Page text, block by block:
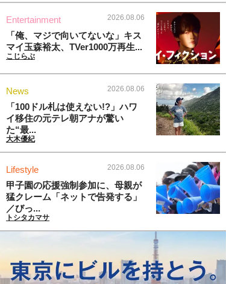
Entertainment 2026.08.06
「俺、マジで向いてないな」キス
マイ玉森裕太、TVer1000万再生...
こじらぶ
News 2026.08.06
「100ドル札は使えない!?」ハワ
イ移住の元テレ朝アナが驚い
た“最...
大木優紀
Lifestyle 2026.08.06
甲子園の応援強制参加に、母親が
猛クレーム「ネットで告発する」
／びっ...
トシタカマサ